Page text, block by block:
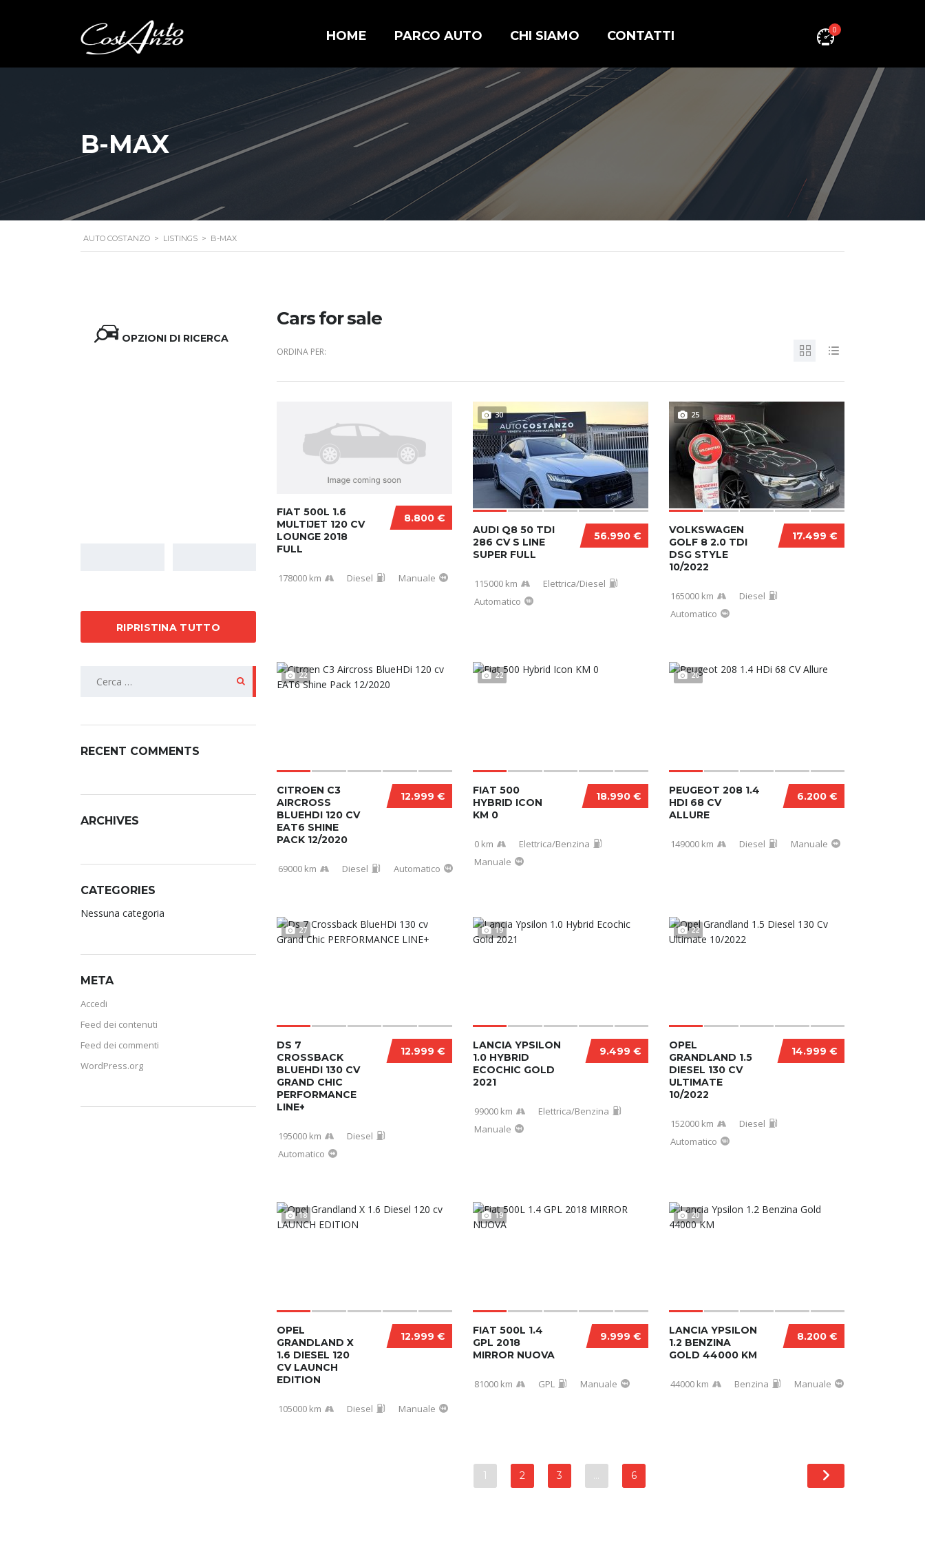
0
HOME PARCO AUTO CHI SIAMO CONTATTI
B-MAX
AUTO COSTANZO > LISTINGS > B-MAX
OPZIONI DI RICERCA
RIPRISTINA TUTTO
RECENT COMMENTS
ARCHIVES
CATEGORIES
Nessuna categoria
META
Accedi
Feed dei contenuti
Feed dei commenti
WordPress.org
Cars for sale
ORDINA PER:
8.800 €
FIAT 500L 1.6
MULTIJET 120 CV
LOUNGE 2018
FULL
178000 km Diesel Manuale
30
56.990 €
AUDI Q8 50 TDI
286 CV S LINE
SUPER FULL
115000 km
Elettrica/Diesel
Automatico
25
17.499 €
VOLKSWAGEN
GOLF 8 2.0 TDI
DSG STYLE
10/2022
165000 km
Diesel
Automatico
22
12.999 €
CITROEN C3
AIRCROSS
BLUEHDI 120 CV
EAT6 SHINE
PACK 12/2020
69000 km Diesel Automatico
22
18.990 €
FIAT 500
HYBRID ICON
KM 0
0 km
Elettrica/Benzina
Manuale
20
6.200 €
PEUGEOT 208 1.4
HDI 68 CV
ALLURE
149000 km Diesel Manuale
27
12.999 €
DS 7
CROSSBACK
BLUEHDI 130 CV
GRAND CHIC
PERFORMANCE
LINE+
195000 km
Diesel
Automatico
19
9.499 €
LANCIA YPSILON
1.0 HYBRID
ECOCHIC GOLD
2021
99000 km
Elettrica/Benzina
Manuale
22
14.999 €
OPEL
GRANDLAND 1.5
DIESEL 130 CV
ULTIMATE
10/2022
152000 km
Diesel
Automatico
18
12.999 €
OPEL
GRANDLAND X
1.6 DIESEL 120
CV LAUNCH
EDITION
105000 km Diesel Manuale
19
9.999 €
FIAT 500L 1.4
GPL 2018
MIRROR NUOVA
81000 km GPL Manuale
20
8.200 €
LANCIA YPSILON
1.2 BENZINA
GOLD 44000 KM
44000 km Benzina Manuale
1 2 3 … 6